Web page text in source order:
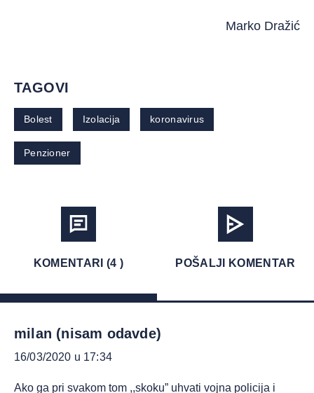
Marko Dražić
TAGOVI
Bolest Izolacija koronavirus
Penzioner
KOMENTARI (4 ) POŠALJI KOMENTAR
milan (nisam odavde)
16/03/2020 u 17:34
Ako ga pri svakom tom ,,skoku” uhvati vojna policija i